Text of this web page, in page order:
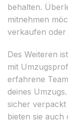
behalten.
mitnehmen
verkaufen oder
Des Weiteren
mit
erfahrene
deines
sicher
bieten sie auch